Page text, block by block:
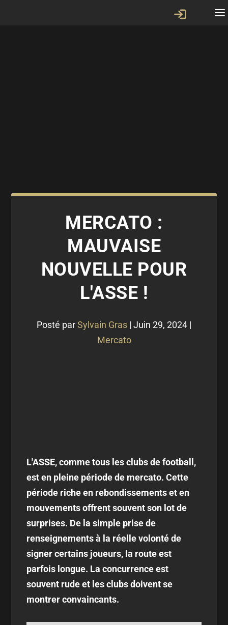
MERCATO :
MAUVAISE
NOUVELLE POUR
L'ASSE !
Posté parSylvain Gras | Juin 29, 2024 |
Mercato
L'ASSE, comme tous les clubs de football,
est en pleine période de mercato. Cette
période riche en rebondissements et en
mouvements offrent souvent son lot de
surprises. De la simple prise de
renseignements à la réelle volonté de
signer certains joueurs, la route est
parfois longue. La concurrence est
souvent rude et les clubs doivent se
montrer convaincants.